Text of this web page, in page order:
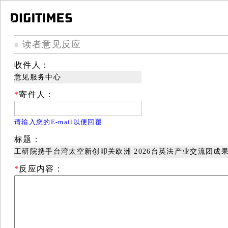
■ 读者意见反应
收件人：
意见服务中心
*寄件人：
请输入您的E-mail以便回覆
标题：
工研院携手台湾太空新创叩关欧洲 2026台英法产业交流团成
* 反应内容：